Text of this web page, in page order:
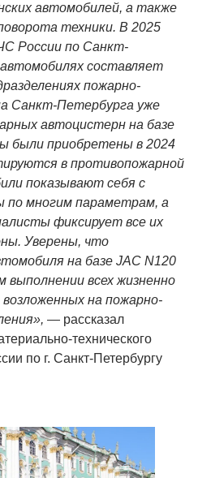
автомобилей, а также
техники. В 2025
России по Санкт-
составляет
пожарно-
Санкт-Петербурга уже
автоцистерн на базе
были приобретены в 2024
в противопожарной
показывают себя с
по многим параметрам, а
фиксирует все их
Уверены, что
на базе JAC N120
всех жизненно
на пожарно-
— рассказал
технического
по г. Санкт-Петербургу